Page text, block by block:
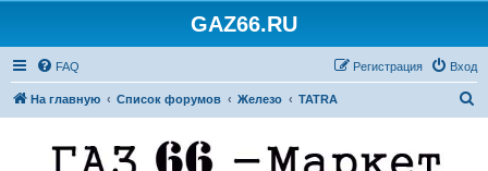
GAZ66.RU
FAQ Вход
Регистрация
На главную Список форумов Железо TATRA